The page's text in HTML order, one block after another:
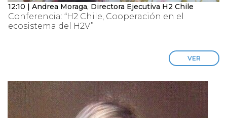
12:10 | Andrea Moraga, Directora Ejecutiva H2 Chile
Conferencia: “H2 Chile, Cooperación en el
ecosistema del H2V”
VER